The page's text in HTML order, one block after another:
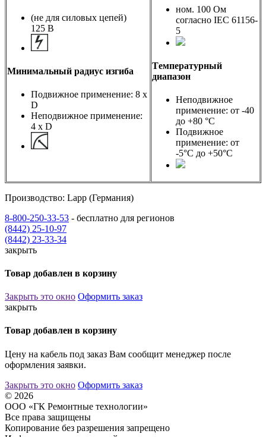
(не для силовых цепей)
125 В
Минимальный радиус изгиба
Подвижное применение: 8 x
D
Неподвижное применение:
4 x D
ном. 100 Ом
согласно IEC 61156-
5
Tемпературный
диапазон
Неподвижное
применение: от -40
до +80 °C
Подвижное
применение: от
-5°C до +50°C
Производство: Lapp (Германия)
8-800-250-33-53 - бесплатно для регионов
(8442) 25-10-97
(8442) 23-33-34
закрыть
Товар добавлен в корзину
Закрыть это окно Оформить заказ
закрыть
Товар добавлен в корзину
Цену на кабель под заказ Вам сообщит менеджер после
оформления заявки.
Закрыть это окно Оформить заказ
© 2026
ООО «ГК Ремонтные технологии»
Все права защищены
Копирование без разрешения запрещено